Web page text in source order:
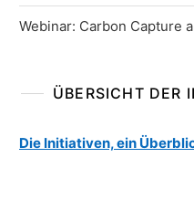
Webinar: Carbon Capture
ÜBERSICHT DER
Die Initiativen, ein